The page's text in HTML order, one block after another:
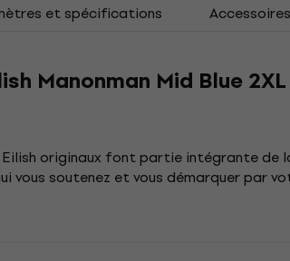
et spécifications
Manonman Mid Blue
originaux font partie intégrante de
vous soutenez et vous démarquer par